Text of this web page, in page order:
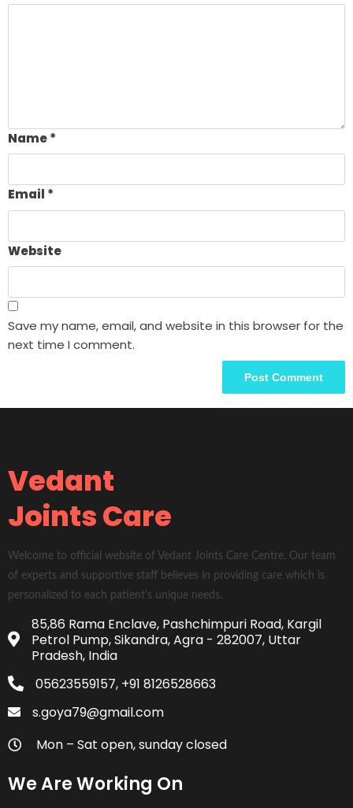
Name*
Email *
Website
Save my name, email, and website in this browser for the
next time I comment.
Vedant
Joints Care
Welcome to official website of Vedant Joints Care Centre. Our team
of experts and supportive staff believes in providing care which is
personalized to each patient's unique needs.
85,86 Rama Enclave, Pashchimpuri Road, Kargil
Petrol Pump, Sikandra, Agra - 282007, Uttar
Pradesh, India
05623559157, +91 8126528663
s.goya79@gmail.com
Mon – Sat open, sunday closed
We Are Working On